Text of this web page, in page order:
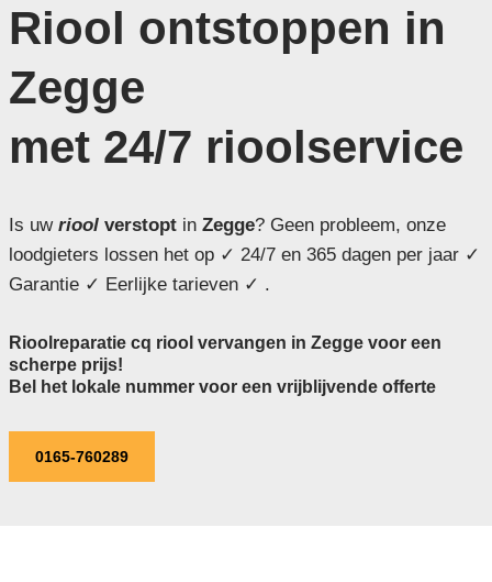
Riool ontstoppen in
Zegge
met 24/7 rioolservice
Is uw rioolverstoptin Zegge? Geen probleem, onze
loodgieters lossen het op ✓ 24/7 en 365 dagen per jaar ✓
Garantie ✓ Eerlijke tarieven ✓ .
Rioolreparatie cq riool vervangen in Zegge voor een
scherpe prijs!
Bel het lokale nummer voor een vrijblijvende offerte
0165-760289